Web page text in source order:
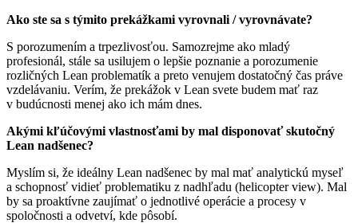
Ako ste sa s týmito prekážkami vyrovnali / vyrovnávate?
S porozumením a trpezlivosťou. Samozrejme ako mladý
profesionál, stále sa usilujem o lepšie poznanie a porozumenie
rozličných Lean problematík a preto venujem dostatočný čas práve
vzdelávaniu. Verím, že prekážok v Lean svete budem mať raz
v budúcnosti menej ako ich mám dnes.
Akými kľúčovými vlastnosťami by mal disponovať skutočný
Lean nadšenec?
Myslím si, že ideálny Lean nadšenec by mal mať analytickú myseľ
a schopnosť vidieť problematiku z nadhľadu (helicopter view). Mal
by sa proaktívne zaujímať o jednotlivé operácie a procesy v
spoločnosti a odvetví, kde pôsobí.